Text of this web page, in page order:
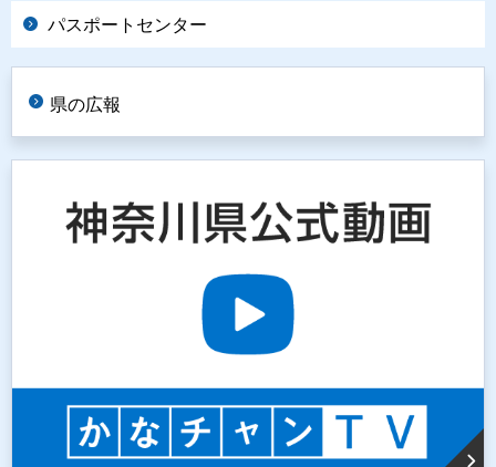
パスポートセンター
県の広報